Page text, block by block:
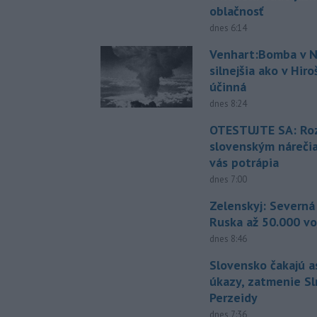
oblačnosť
dnes 6:14
Venhart:Bomba v
silnejšia ako v
účinná
dnes 8:24
OTESTUJTE SA:
slovenským
vás potrápia
dnes 7:00
Zelenskyj:
Ruska až 50.000
dnes 8:46
Slovensko čakajú
úkazy, zatmenie
Perzeidy
dnes 7:36